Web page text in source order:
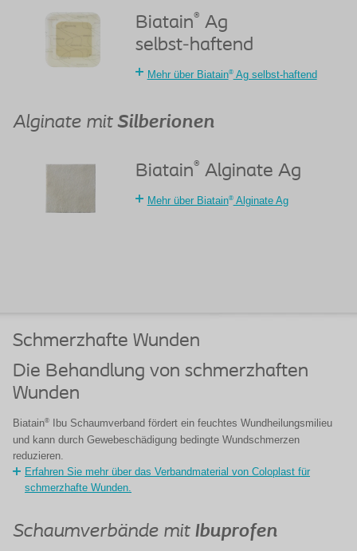
Biatain® Ag
selbst-haftend
Mehr über Biatain®Ag selbst-haftend
Alginate mit Silberionen
Biatain® Alginate Ag
Mehr über Biatain®Alginate Ag
Schmerzhafte Wunden
Die Behandlung von schmerzhaften
Wunden
Biatain®
Ibu Schaumverband fördert ein feuchtes Wundheilungsmilieu
und kann durch Gewebeschädigung bedingte Wundschmerzen
reduzieren.
Erfahren Sie mehr über das Verbandmaterial von Coloplast für
schmerzhafte Wunden.
Schaumverbände mit Ibuprofen